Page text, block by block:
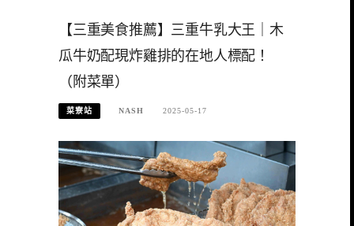
【三重美食推薦】三重牛乳大王｜木
瓜牛奶配現炸雞排的在地人標配！
（附菜單）
菜寮站 NASH 2025-05-17